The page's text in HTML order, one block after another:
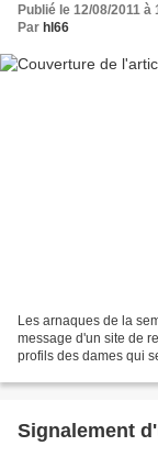
Publié le 12/08/2011 à
Par hl66
Les arnaques de la
message d'un site de
profils des dames qui
Signalement